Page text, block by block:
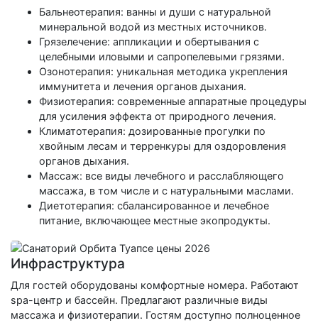
Бальнеотерапия: ванны и души с натуральной
минеральной водой из местных источников.
Грязелечение: аппликации и обертывания с
целебными иловыми и сапропелевыми грязями.
Озонотерапия: уникальная методика укрепления
иммунитета и лечения органов дыхания.
Физиотерапия: современные аппаратные процедуры
для усиления эффекта от природного лечения.
Климатотерапия: дозированные прогулки по
хвойным лесам и терренкуры для оздоровления
органов дыхания.
Массаж: все виды лечебного и расслабляющего
массажа, в том числе и с натуральными маслами.
Диетотерапия: сбалансированное и лечебное
питание, включающее местные экопродукты.
Инфраструктура
Для гостей оборудованы комфортные номера. Работают
spa-центр и бассейн. Предлагают различные виды
массажа и физиотерапии. Гостям доступно полноценное